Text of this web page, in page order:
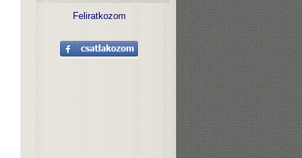
Feliratkozom